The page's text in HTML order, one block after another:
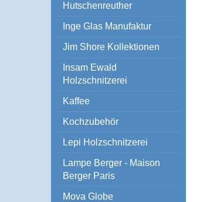
Hutschenreuther
Inge Glas Manufaktur
Jim Shore Kollektionen
Insam Ewald
Holzschnitzerei
Kaffee
Kochzubehör
Lepi Holzschnitzerei
Lampe Berger - Maison
Berger Paris
Mova Globe